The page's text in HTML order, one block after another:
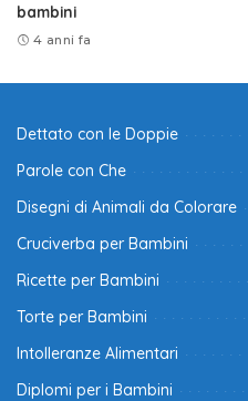
bambini
4 anni fa
Dettato con le Doppie
Parole con Che
Disegni di Animali da Colorare
Cruciverba per Bambini
Ricette per Bambini
Torte per Bambini
Intolleranze Alimentari
Diplomi per i Bambini